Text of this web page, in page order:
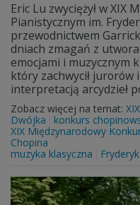
Eric Lu zwyciężył w XIX
Pianistycznym im.
przewodnictwem
dniach zmagań z
emocjami i muzycznym
który zachwycił jurorów
interpretacją arcydzieł
Zobacz więcej na temat:
Dwójka
konkurs
XIX Międzynarodowy
Chopina
muzyka klasyczna